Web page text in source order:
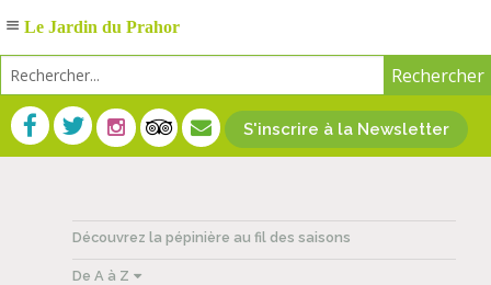
S'inscrire à la Newsletter
Découvrez la pépinière au fil des saisons
De A à Z
Le Jardin du Prahor